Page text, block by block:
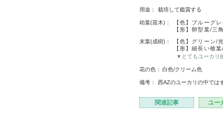
用途： 栽培して鑑賞する
幼葉(苗木)：
【色】ブルーグ
【形】卵型葉/三
末葉(成樹)：
【色】グリーン/
【形】細長い槍
▼とてもユーカリ
花の色： 白色/クリーム色
備考： 西AZのユーカリの中では
関連記事 ユー